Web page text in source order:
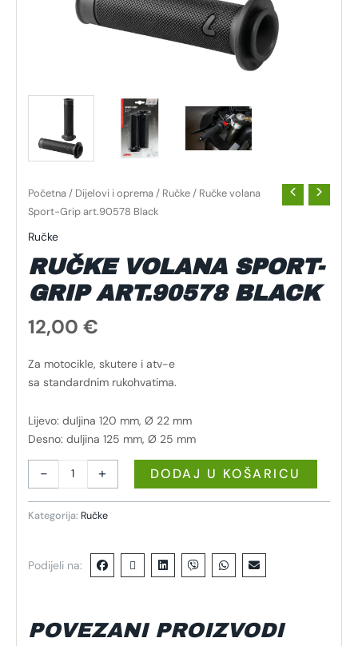
Početna / Dijelovi i oprema / Ručke / Ručke volana
Sport-Grip art.90578 Black
Ručke
RUČKE VOLANA SPORT-
GRIP ART.90578 BLACK
12,00 €
Za motocikle, skutere i atv-e
sa standardnim rukohvatima.
Lijevo: duljina 120 mm, Ø 22 mm
Desno: duljina 125 mm, Ø 25 mm
- + DODAJ U KOŠARICU
Kategorija: Ručke
Podijeli na:
POVEZANI PROIZVODI